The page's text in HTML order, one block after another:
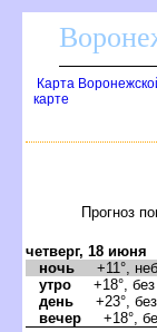
Карта
карте
Прогноз
четверг, 18 июня
ночь +11°,
утро +18°, без
день +23°, без
ечер +18°,